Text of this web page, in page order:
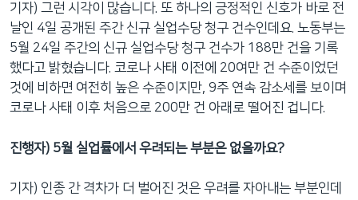
기자) 그런 시각이 많습니다. 또 하나의 긍정적인 신호가 바로 전
날인 4일 공개된 주간 신규 실업수당 청구 건수인데요. 노동부는
5월 24일 주간의 신규 실업수당 청구 건수가 188만 건을 기록
했다고 밝혔습니다. 코로나 사태 이전에 20여만 건 수준이었던
것에 비하면 여전히 높은 수준이지만, 9주 연속 감소세를 보이며
코로나 사태 이후 처음으로 200만 건 아래로 떨어진 겁니다.
진행자) 5월 실업률에서 우려되는 부분은 없을까요?
기자) 인종 간 격차가 더 벌어진 것은 우려를 자아내는 부분인데